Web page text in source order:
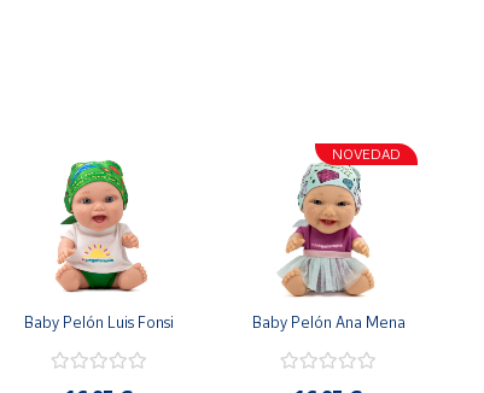
Baby Pelón Luis Fonsi
NOVEDAD
Baby Pelón Ana Mena